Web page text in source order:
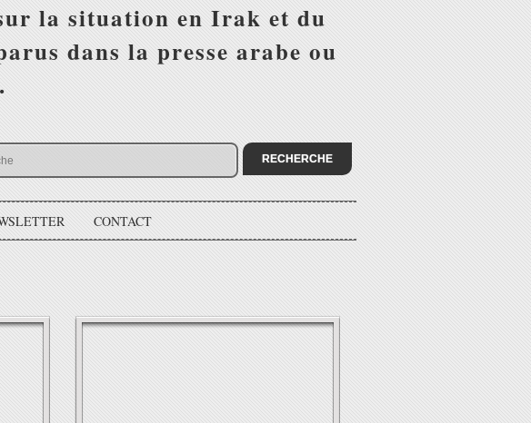
la situation en Irak et du
dans la presse arabe ou
CONTACT